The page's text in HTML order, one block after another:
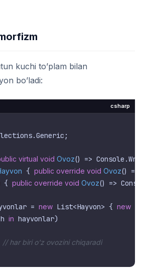
kuchi to’plam bilan
bo’ladi:
csharp
virtual void Ovoz() =>
{ public override void Ovoz() =>
{ public override void Ovoz() =>
= new List<Hayvon> { new
in hayvonlar)
// har biri o'z ovozini chiqaradi